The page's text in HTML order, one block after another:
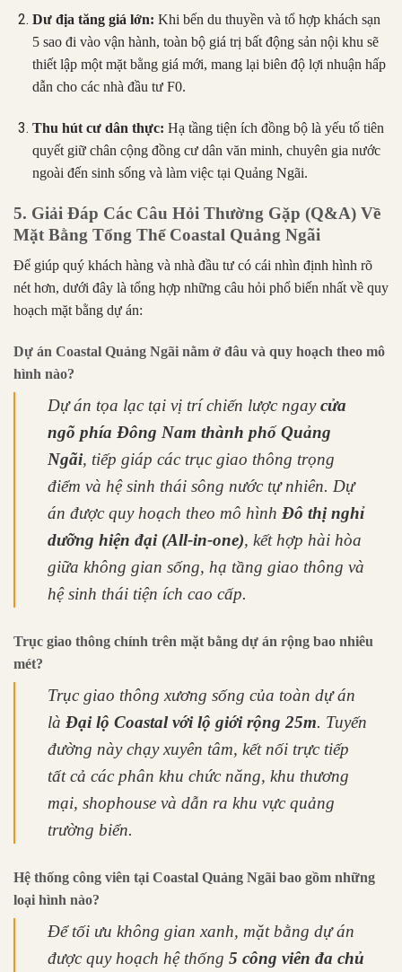
Dư địa tăng giá lớn: Khi bến du thuyền và tổ hợp khách sạn
5 sao đi vào vận hành, toàn bộ giá trị bất động sản nội khu sẽ
thiết lập một mặt bằng giá mới, mang lại biên độ lợi nhuận hấp
dẫn cho các nhà đầu tư F0.
Thu hút cư dân thực: Hạ tầng tiện ích đồng bộ là yếu tố tiên
quyết giữ chân cộng đồng cư dân văn minh, chuyên gia nước
ngoài đến sinh sống và làm việc tại Quảng Ngãi.
5. Giải Đáp Các Câu Hỏi Thường Gặp (Q&A) Về
Mặt Bằng Tổng Thể Coastal Quảng Ngãi
Để giúp quý khách hàng và nhà đầu tư có cái nhìn định hình rõ
nét hơn, dưới đây là tổng hợp những câu hỏi phổ biến nhất về quy
hoạch mặt bằng dự án:
Dự án Coastal Quảng Ngãi nằm ở đâu và quy hoạch theo mô
hình nào?
Dự án tọa lạc tại vị trí chiến lược ngaycửa
ngõ phía Đông Nam thành phố Quảng
Ngãi, tiếp giáp các trục giao thông trọng
điểm và hệ sinh thái sông nước tự nhiên. Dự
án được quy hoạch theo mô hình Đô thị nghỉ
dưỡng hiện đại (All-in-one), kết hợp hài hòa
giữa không gian sống, hạ tầng giao thông và
hệ sinh thái tiện ích cao cấp.
Trục giao thông chính trên mặt bằng dự án rộng bao nhiêu
mét?
Trục giao thông xương sống của toàn dự án
là Đại lộ Coastal với lộ giới rộng 25m. Tuyến
đường này chạy xuyên tâm, kết nối trực tiếp
tất cả các phân khu chức năng, khu thương
mại, shophouse và dẫn ra khu vực quảng
trường biển.
Hệ thống công viên tại Coastal Quảng Ngãi bao gồm những
loại hình nào?
Để tối ưu không gian xanh, mặt bằng dự án
được quy hoạch hệ thống 5 công viên đa chủ